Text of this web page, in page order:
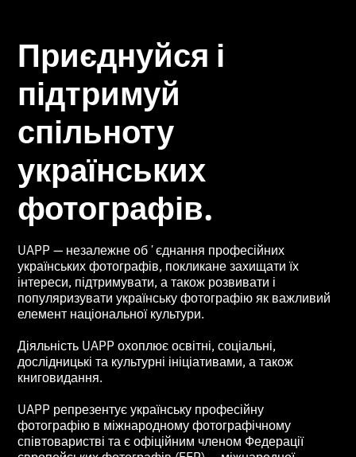
Приєднуйся і
підтримуй
спільноту
українських
фотографів.
UAPP — незалежне обʼєднання професійних
українських фотографів, покликане захищати їх
інтереси, підтримувати, а також розвивати і
популяризувати українську фотографію як важливий
елемент національної культури.
Діяльність UAPP охоплює освітні, соціальні,
дослідницькі та культурні ініціативами, а також
книговидання.
UAPP репрезентує українську професійну
фотографію в міжнародному фотографічному
співтоваристві та є офіційним членом Федерації